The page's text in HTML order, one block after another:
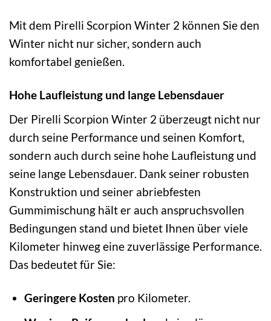
Mit dem Pirelli Scorpion Winter 2 können Sie den
Winter nicht nur sicher, sondern auch
komfortabel genießen.
Hohe Laufleistung und lange Lebensdauer
Der Pirelli Scorpion Winter 2 überzeugt nicht nur
durch seine Performance und seinen Komfort,
sondern auch durch seine hohe Laufleistung und
seine lange Lebensdauer. Dank seiner robusten
Konstruktion und seiner abriebfesten
Gummimischung hält er auch anspruchsvollen
Bedingungen stand und bietet Ihnen über viele
Kilometer hinweg eine zuverlässige Performance.
Das bedeutet für Sie:
Geringere Kosten pro Kilometer.